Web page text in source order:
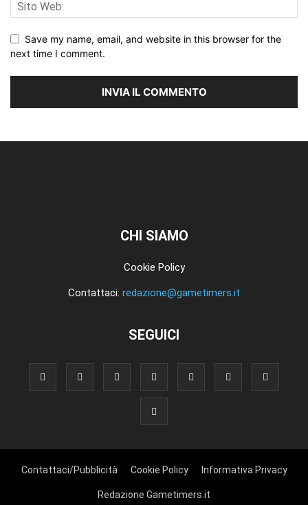
Save my name, email, and website in this browser for the
next time I comment.
CHI SIAMO
Cookie Policy
Contattaci: redazione@gametimers.it
SEGUICI
Contattaci/Pubblicità Cookie Policy Informativa Privacy
Redazione Gametimers.it